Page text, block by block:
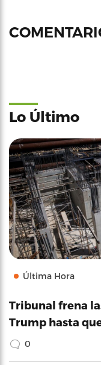
Lo Último
Última Hora
Tribunal frena
Trump hasta
0